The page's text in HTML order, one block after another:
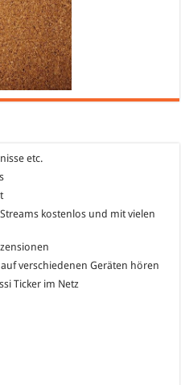
etc.
kostenlos und mit vielen
verschiedenen Geräten hören
Ticker im Netz